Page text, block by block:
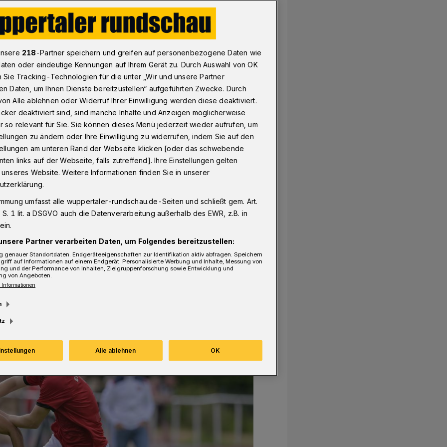
Regionalligist WSV gewinnt Test gegen Ennepetal 4:2
Ennepetal
aber Sorge um
dem Saisonstart hat der Fußball-
am Samstagnachmittag (6. Juli 2024)
Oberligisten TuS Ennepetal mit
Zur Oberbergischen Straße kamen
218-Partner speichern und greifen auf personenbezogene Daten wie
oder eindeutige Kennungen auf Ihrem Gerät zu. Durch Auswahl von OK
Sie Tracking-Technologien für die unter „Wir und unsere Partner
Daten, um Ihnen Dienste bereitzustellen“ aufgeführten Zwecke. Durch
Alle ablehnen oder Widerruf Ihrer Einwilligung werden diese deaktiviert.
deaktiviert sind, sind manche Inhalte und Anzeigen möglicherweise
so relevant für Sie. Sie können dieses Menü jederzeit wieder aufrufen, um
zu ändern oder Ihre Einwilligung zu widerrufen, indem Sie auf den
am unteren Rand der Webseite klicken [oder das schwebende
links auf der Webseite, falls zutreffend]. Ihre Einstellungen gelten
Website. Weitere Informationen finden Sie in unserer
umfasst alle wuppertaler-rundschau.de-Seiten und schließt gem. Art.
1 lit. a DSGVO auch die Datenverarbeitung außerhalb des EWR, z.B. in
Partner verarbeiten Daten, um Folgendes bereitzustellen:
genauer Standortdaten. Endgeräteeigenschaften zur Identifikation aktiv abfragen. Speichern
auf Informationen auf einem Endgerät. Personalisierte Werbung und Inhalte, Messung von
und der Performance von Inhalten, Zielgruppenforschung sowie Entwicklung und
von Angeboten.
Alle ablehnen OK